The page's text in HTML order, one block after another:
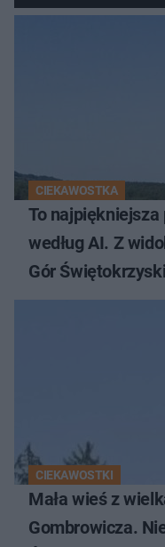
CIEKAWOSTKA
To
według AI. Z
Gór
CIEKAWOSTKI
Mała wieś z
Gombrowicza.